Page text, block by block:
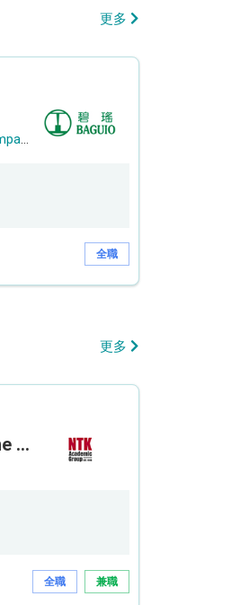
更多
Baguio Cleaning Services Company Limited
全職
更多
全職中文老師 Full Time Chinese Teacher
全職 兼職